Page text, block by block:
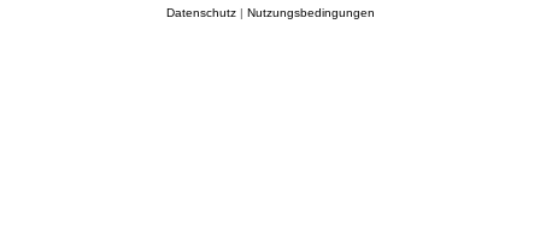
Datenschutz| Nutzungsbedingungen